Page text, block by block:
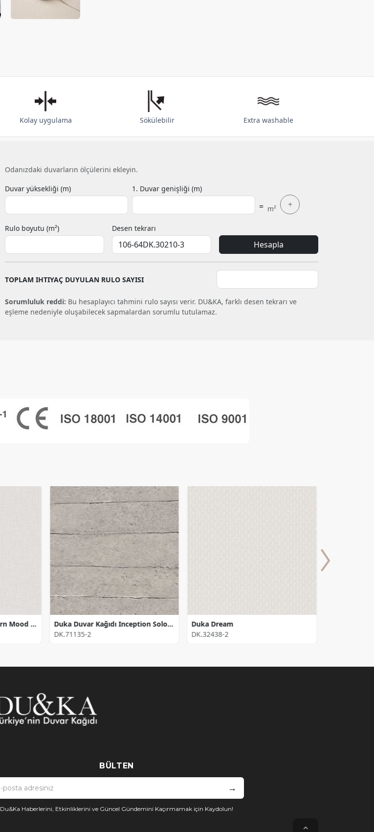
Kolay uygulama Sökülebilir Extra washable
Odanızdaki duvarların ölçülerini ekleyin.
Duvar yüksekliği (m) 1. Duvar genişliği (m)
= m² +
Rulo boyutu (m²) Desen tekrarı
Hesapla
TOPLAM IHTIYAÇ DUYULAN RULO SAYISI
Sorumluluk reddi: Bu hesaplayıcı tahmini rulo sayısı verir. DU&KA, farklı desen tekrarı ve
eşleme nedeniyle oluşabilecek sapmalardan sorumlu tutulamaz.
Duka Duvar Kağıdı Modern Mood Fabric DK.16120-1 (16,2816 m2)
Duka Duvar Kağıdı Inception Solo DK.71135-2 (16,2 m2)
DK.71135-2
Duka Dream
DK.32438-2
BÜLTEN
→
Du&Ka Haberlerini, Etkinliklerini ve Güncel Gündemini Kaçırmamak için Kaydolun!